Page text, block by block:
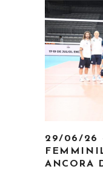
29/06/26
ANCORA